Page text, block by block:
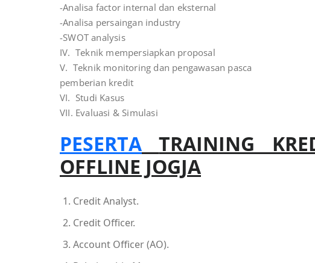
-Analisa factor internal dan eksternal
-Analisa persaingan industry
-SWOT analysis
IV. Teknik mempersiapkan proposal
V. Teknik monitoring dan pengawasan pasca
pemberian kredit
VI. Studi Kasus
VII. Evaluasi & Simulasi
PESERTA
TRAINING
OFFLINE JOGJA
Credit Analyst.
Credit Officer.
Account Officer (AO).